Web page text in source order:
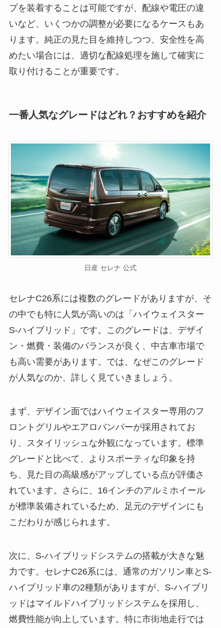
プを装着することは可能ですが、配線や電圧の違
いなど、いくつかの調整が必要になるケースもあ
ります。純正の見た目を維持しつつ、安全性を高
めたい場合には、適切な配線処理を施して確実に
取り付けることが重要です。
一番人気なグレードはどれ？おすすめを紹介
日産 セレナ 公式
セレナC26系には複数のグレードがありますが、そ
の中でも特に人気が高いのは「ハイウェイスター
S-ハイブリッド」です。このグレードは、デザイ
ン・燃費・装備のバランスが良く、中古車市場で
も高い需要があります。では、なぜこのグレード
が人気なのか、詳しく見ていきましょう。
まず、デザイン面ではハイウェイスター専用のフ
ロントグリルやエアロバンパーが採用されてお
り、スタイリッシュな外観になっています。標準
グレードと比べて、よりスポーティな印象を持
ち、見た目の高級感がアップしている点が評価さ
れています。さらに、16インチのアルミホイール
が標準装備されているため、足元のデザインにも
こだわりが感じられます。
次に、S-ハイブリッドシステムの搭載が大きな魅
力です。セレナC26系には、通常のガソリン車とS-
ハイブリッド車の2種類がありますが、S-ハイブリ
ッドはマイルドハイブリッドシステムを採用し、
燃費性能が向上しています。特に市街地走行では